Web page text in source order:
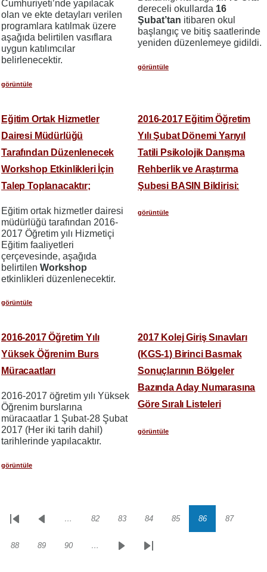
Cumhuriyeti’nde yapılacak
olan ve ekte detayları verilen
programlara katılmak üzere
aşağıda belirtilen vasıflara
uygun katılımcılar
belirlenecektir.
görüntüle
dereceli okullarda 16
Şubat’tan itibaren okul
başlangıç ve bitiş saatlerinde
yeniden düzenlemeye gidildi.
görüntüle
Eğitim Ortak Hizmetler
Dairesi Müdürlüğü
Tarafından Düzenlenecek
Workshop Etkinlikleri İçin
Talep Toplanacaktır;
Eğitim ortak hizmetler dairesi
müdürlüğü tarafından 2016-
2017 Öğretim yılı Hizmetiçi
Eğitim faaliyetleri
çerçevesinde, aşağıda
belirtilen Workshop
etkinlikleri düzenlenecektir.
görüntüle
2016-2017 Eğitim Öğretim
Yılı Şubat Dönemi Yarıyıl
Tatili Psikolojik Danışma
Rehberlik ve Araştırma
Şubesi BASIN Bildirisi:
görüntüle
2016-2017 Öğretim Yılı
Yüksek Öğrenim Burs
Müracaatları
2016-2017 öğretim yılı Yüksek
Öğrenim burslarına
müracaatlar 1 Şubat-28 Şubat
2017 (Her iki tarih dahil)
tarihlerinde yapılacaktır.
görüntüle
2017 Kolej Giriş Sınavları
(KGS-1) Birinci Basmak
Sonuçlarının Bölgeler
Bazında Aday Numarasına
Göre Sıralı Listeleri
görüntüle
Sayfalama
İlk
Önceki… Sayfa
82 Sayfa
83 Sayfa
84 Sayfa
85 Sayfa
86 Sayfa
87
Sayfa
88 Sayfa
89 Sayfa
90 …
SonrakiSon